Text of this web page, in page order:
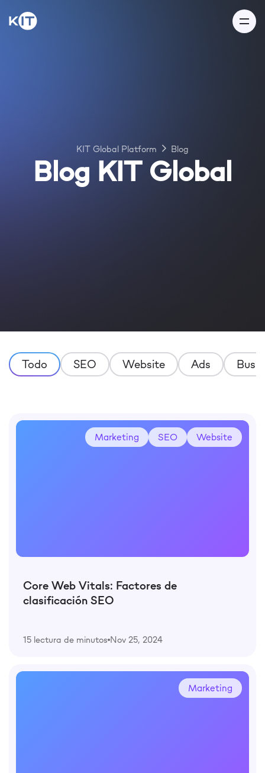
KIT Global Platform Blog
Blog KIT Global
Todo SEO Website Ads
Marketing SEO Website
Core Web Vitals: Factores de
clasificación SEO
15 lectura de minutos Nov 25, 2024
Marketing